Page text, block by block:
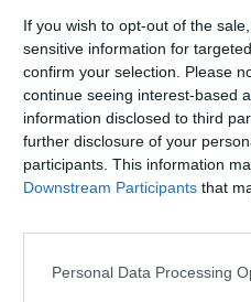
If you wish to opt-out of the
sensitive information for
confirm your selection. Please
continue seeing interest-based
information disclosed to third
further disclosure of your
participants. This information
Downstream Participants that
Personal Data Processing
starosta partnerské
přátelských vztahů
1. světové války poskytly
vlastní rodině. Giuliano Čechy
obou našich zemí.
zprávu o úmrtí Giuliana
se zásadní měrou do
Jeho odkaz a duch jeho
skutečně vzácný člověk.